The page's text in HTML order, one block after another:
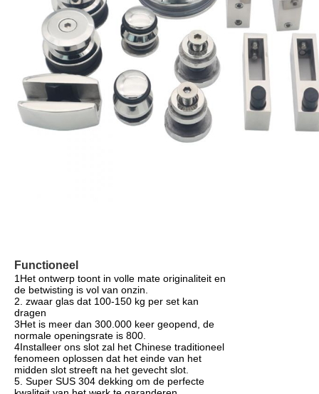
Functioneel
1Het ontwerp toont in volle mate originaliteit en
de betwisting is vol van onzin.
2. zwaar glas dat 100-150 kg per set kan
dragen
3Het is meer dan 300.000 keer geopend, de
normale openingsrate is 800.
4Installeer ons slot zal het Chinese traditioneel
fenomeen oplossen dat het einde van het
midden slot streeft na het gevecht slot.
5. Super SUS 304 dekking om de perfecte